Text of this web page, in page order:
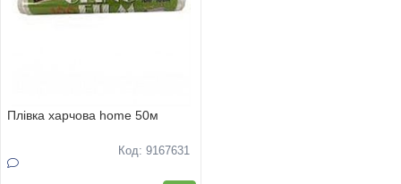
Плівка харчова home 50м
Код: 9167631